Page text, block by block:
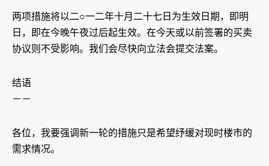
两项措施将以二○一二年十月二十七日为生效日期，即明
日，即在今晚午夜过后起生效。在今天或以前签署的买卖
协议则不受影响。我们会尽快向立法会提交法案。
结语
－－
各位，我要强调新一轮的措施只是希望纾缓对现时楼市的
需求情况。